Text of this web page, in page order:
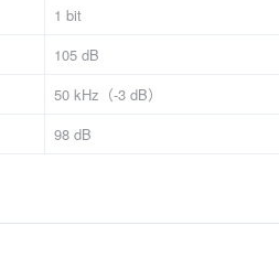
1 bit
105 dB
50 kHz（-3 dB）
98 dB